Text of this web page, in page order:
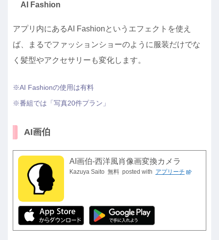
AI Fashion
アプリ内にあるAI Fashionというエフェクトを使え
ば、まるでファッションショーのように服装だけでな
く髪型やアクセサリーも変化します。
※AI Fashionの使用は有料
※番組では「写真20件プラン」
AI画伯
AI画伯-西洋風肖像画変換カメラ
Kazuya Saito 無料 posted with アプリーチ